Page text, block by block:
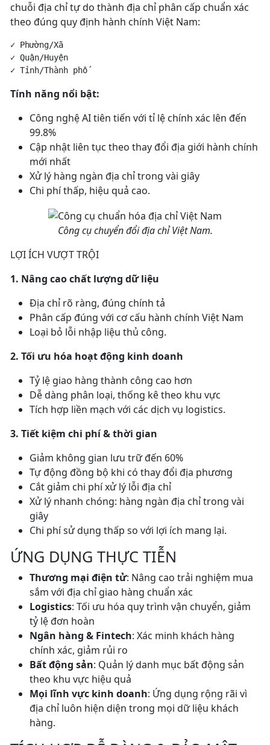
chuỗi địa chỉ tự do thành địa chỉ phân cấp chuẩn xác
theo đúng quy định hành chính Việt Nam:
✓ Phường/Xã
✓ Quận/Huyện
Tính năng nổi bật:
Công nghệ AI tiên tiến với tỉ lệ chính xác lên đến
99.8%
Cập nhật liên tục theo thay đổi địa giới hành chính
mới nhất
Xử lý hàng ngàn địa chỉ trong vài giây
Chi phí thấp, hiệu quả cao.
Công cụ chuyển đổi địa chỉ Việt Nam.
LỢI ÍCH VƯỢT TRỘI
1. Nâng cao chất lượng dữ liệu
Địa chỉ rõ ràng, đúng chính tả
Phân cấp đúng với cơ cấu hành chính Việt Nam
Loại bỏ lỗi nhập liệu thủ công.
2. Tối ưu hóa hoạt động kinh doanh
Tỷ lệ giao hàng thành công cao hơn
Dễ dàng phân loại, thống kê theo khu vực
Tích hợp liền mạch với các dịch vụ logistics.
3. Tiết kiệm chi phí & thời gian
Giảm không gian lưu trữ đến 60%
Tự động đồng bộ khi có thay đổi địa phương
Cắt giảm chi phí xử lý lỗi địa chỉ
Xử lý nhanh chóng: hàng ngàn địa chỉ trong vài
giây
Chi phí sử dụng thấp so với lợi ích mang lại.
ỨNG DỤNG THỰC TIỄN
Thương mại điện tử: Nâng cao trải nghiệm mua
sắm với địa chỉ giao hàng chuẩn xác
Logistics: Tối ưu hóa quy trình vận chuyển, giảm
tỷ lệ đơn hoàn
Ngân hàng & Fintech: Xác minh khách hàng
chính xác, giảm rủi ro
Bất động sản: Quản lý danh mục bất động sản
theo khu vực hiệu quả
Mọi lĩnh vực kinh doanh: Ứng dụng rộng rãi vì
địa chỉ luôn hiện diện trong mọi dữ liệu khách
hàng.